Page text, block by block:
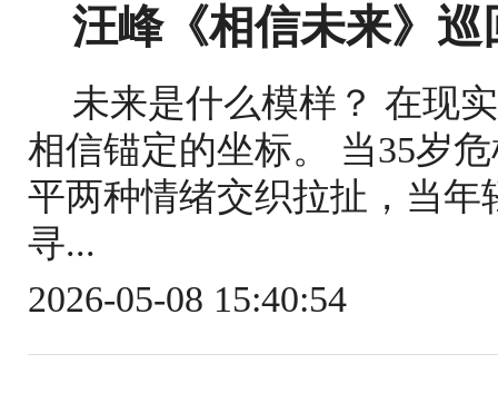
汪峰《相信未来》
未来是什么模样？ 在现
相信锚定的坐标。 当35岁
平两种情绪交织拉扯，当
寻...
2026-05-08 15:40:54